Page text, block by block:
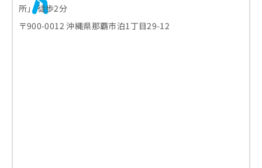
所」 徒歩2分
〒900-0012 沖縄県那覇市泊1丁目29-12